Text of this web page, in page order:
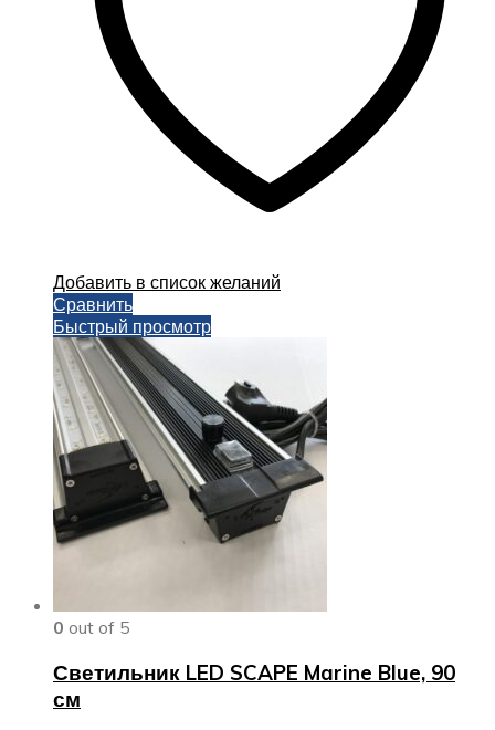
Добавить в список желаний
Сравнить
Быстрый просмотр
0 out of 5
Светильник LED SCAPE Marine Blue, 90
см